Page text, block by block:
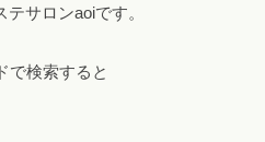
サロンaoiです。
で検索すると